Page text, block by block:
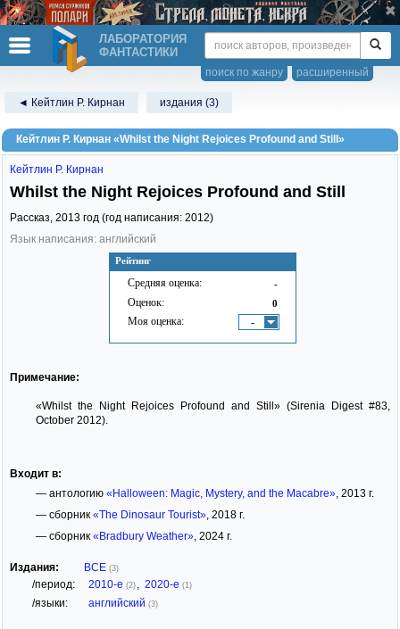
ЛАБОРАТОРИЯ
ФАНТАСТИКИ
расширенный
поиск по жанру
◄ Кейтлин Р. Кирнан издания (3)
Кейтлин Р. Кирнан «Whilst the Night Rejoices Profound and Still»
Рейтинг
Средняя оценка: -
Оценок: 0
Моя оценка: -
Кейтлин Р. Кирнан
Whilst the Night Rejoices Profound and Still
Рассказ, 2013 год (год написания: 2012)
Язык написания: английский
Примечание:
«Whilst the Night Rejoices Profound and Still» (Sirenia Digest #83,
October 2012).
Входит в:
— антологию «Halloween: Magic, Mystery, and the Macabre», 2013 г.
— сборник «The Dinosaur Tourist», 2018 г.
— сборник «Bradbury Weather», 2024 г.
Издания: ВСЕ (3)
/период: 2010-е (2) 2020-е (1)
/языки: английский (3)